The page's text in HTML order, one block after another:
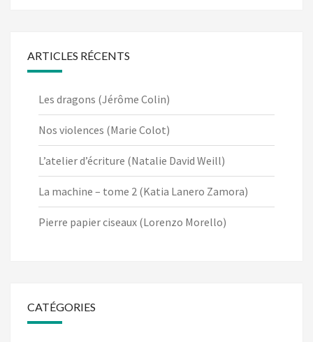
ARTICLES RÉCENTS
Les dragons (Jérôme Colin)
Nos violences (Marie Colot)
L’atelier d’écriture (Natalie David Weill)
La machine – tome 2 (Katia Lanero Zamora)
Pierre papier ciseaux (Lorenzo Morello)
CATÉGORIES